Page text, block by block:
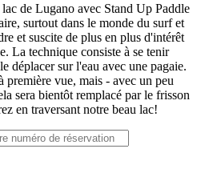
de Lugano avec Stand Up Paddle
surtout dans le monde du surf et
et suscite de plus en plus d'intérêt
La technique consiste à se tenir
déplacer sur l'eau avec une pagaie.
vue, mais - avec un peu
sera bientôt remplacé par le frisson
en traversant notre beau lac!